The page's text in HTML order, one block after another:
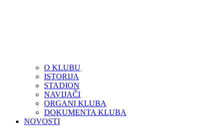
O KLUBU
ISTORIJA
STADION
NAVIJAČI
ORGANI KLUBA
DOKUMENTA KLUBA
NOVOSTI